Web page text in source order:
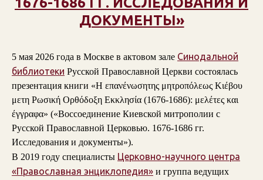
ДОКУМЕНТЫ»
5 мая 2026 года в Москве в актовом зале Синодальной
библиотеки Русской Православной Церкви состоялась
презентация книги «Η επανένωσητης μητροπόλεως Κιέβου
μετη Ρωσική Ορθόδοξη Εκκλησία (1676-1686): μελέτες και
έγγραφα» («Воссоединение Киевской митрополии с
Русской Православной Церковью. 1676-1686 гг.
Исследования и документы»).
В 2019 году специалисты Церковно-научного центра
«Православная энциклопедия» и группа ведущих